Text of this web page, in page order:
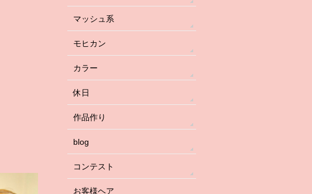
マッシュ系
モヒカン
カラー
休日
作品作り
blog
コンテスト
お客様ヘア